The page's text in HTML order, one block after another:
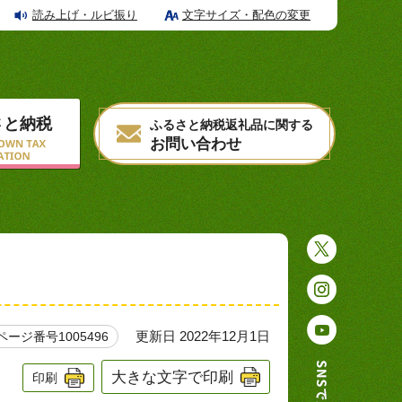
読み上げ・ルビ振り 文字サイズ・配色の変更
納税 ふるさと納税返礼品に関する
お問い合わせ
ージ番号1005496 更新日 2022年12月1日
印刷 大きな文字で印刷